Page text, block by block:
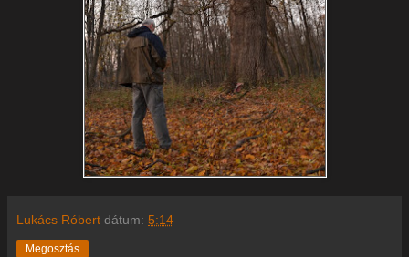
Lukács Róbert dátum: 5:14
Megosztás